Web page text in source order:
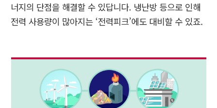
너지의 단점을 해결할 수 있답니다. 냉난방 등으로 인해
전력 사용량이 많아지는 ‘전력피크’에도 대비할 수 있죠.